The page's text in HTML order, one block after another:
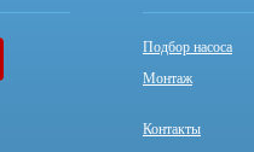
Подбор насоса
Монтаж
Контакты